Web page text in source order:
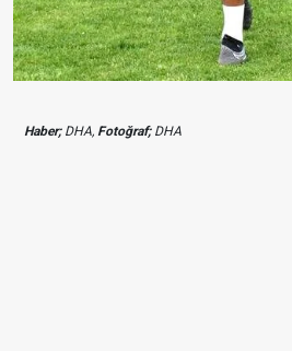
Haber;DHA, Fotoğraf;DHA